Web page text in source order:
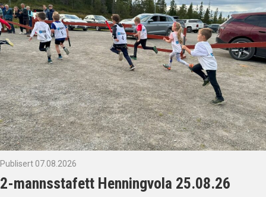
Publisert 07.08.2026
2-mannsstafett Henningvola 25.08.26